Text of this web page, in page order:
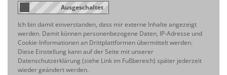
Ich bin damit einverstanden, dass mir externe Inhalte angezeigt
werden. Damit können personenbezogene Daten, IP-Adresse und
Cookie-Informationen an Drittplattformen übermittelt werden.
Diese Einstellung kann auf der Seite mit unserer
Datenschutzerklärung (siehe Link im Fußbereich) später jederzeit
wieder geändert werden.